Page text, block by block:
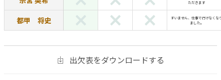
ただきます
都甲 将史
すいません、仕事で行けなくな
ました。
出欠表をダウンロードする